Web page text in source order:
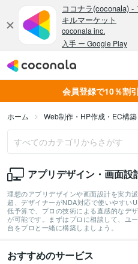
会員登録で10％割
ホーム Web制作・HP作成・EC構築
アプリデザイン・画面設
理想のアプリデザインや画面設計を実力
超、デザイナーがNDA対応で使いやすい
低予算で、プロの技術による直感的なデ
が可能です。まずはプロに相談して、ユ
台をプロと一緒に構築しましょう。
おすすめのサービス